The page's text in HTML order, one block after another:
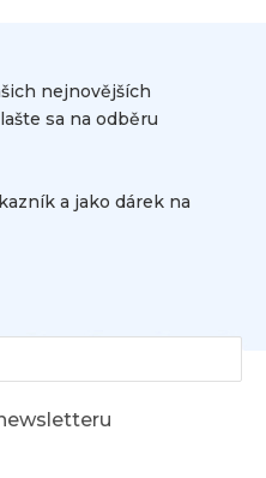
nejnovějších
sa na odběru
a jako dárek na